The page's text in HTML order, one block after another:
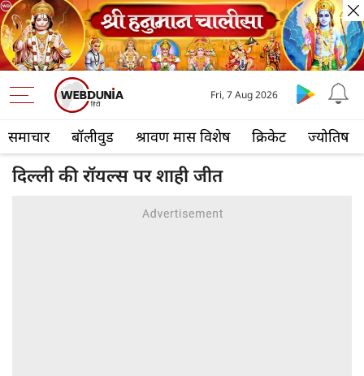
समाचार बॉलीवुड श्रावण मास विशेष क्रिकेट ज्योतिष
Fri, 7 Aug 2026
दिल्ली की रॉयल्स पर शाही जीत